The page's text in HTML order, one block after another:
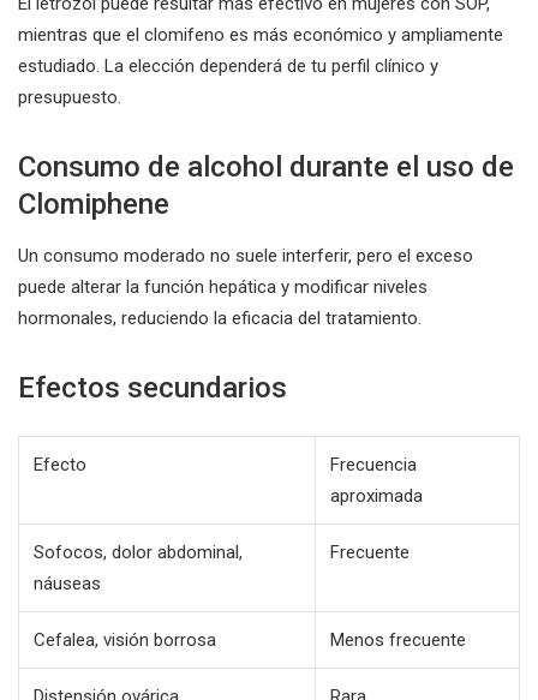
mientras que el clomifeno es más económico y ampliamente
estudiado. La elección dependerá de tu perfil clínico y
presupuesto.
Consumo de alcohol durante el uso de
Clomiphene
Un consumo moderado no suele interferir, pero el exceso
puede alterar la función hepática y modificar niveles
hormonales, reduciendo la eficacia del tratamiento.
Efectos secundarios
Efecto
Frecuencia
aproximada
Sofocos, dolor abdominal,
náuseas
Frecuente
Cefalea, visión borrosa Menos frecuente